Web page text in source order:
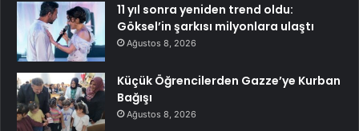
11 yıl sonra yeniden trend oldu:
Göksel’in şarkısı milyonlara ulaştı
Ağustos 8, 2026
Küçük Öğrencilerden Gazze’ye Kurban
Bağışı
Ağustos 8, 2026